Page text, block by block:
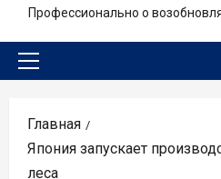
Профессионально о
Основное
Главная
Япония запускает
леса